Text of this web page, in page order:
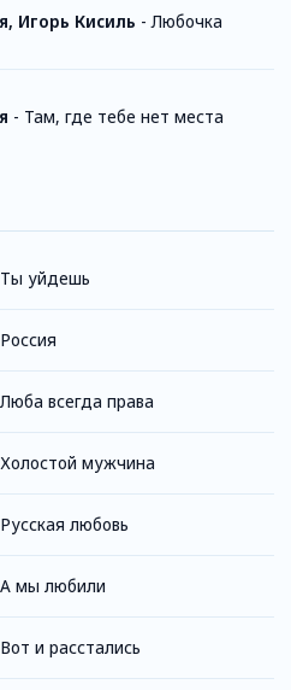
Игорь Кисиль - Любочка
- Там, где тебе нет места
Ты уйдешь
Россия
Люба всегда права
Холостой мужчина
Русская любовь
А мы любили
Вот и расстались